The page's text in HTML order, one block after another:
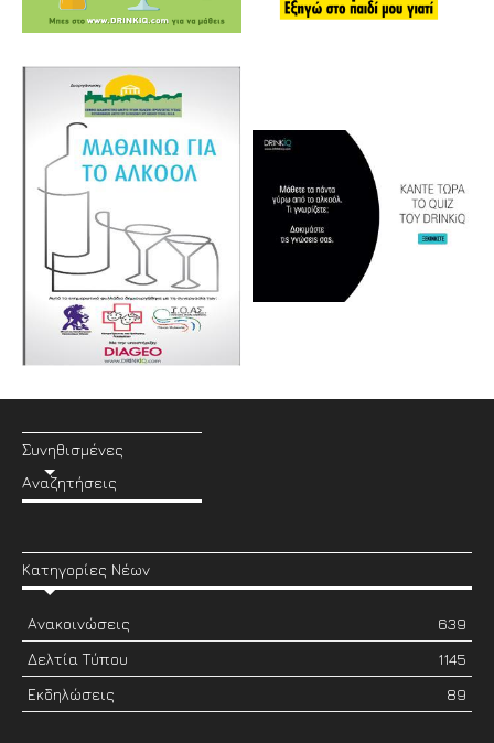
Συνηθισμένες
Αναζητήσεις
Κατηγορίες Νέων
Ανακοινώσεις
639
Δελτία Τύπου
1145
Εκδηλώσεις
89